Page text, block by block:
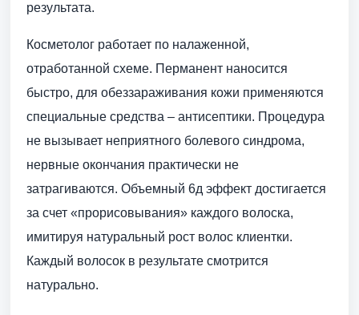
результата.
Косметолог работает по налаженной,
отработанной схеме. Перманент наносится
быстро, для обеззараживания кожи применяются
специальные средства – антисептики. Процедура
не вызывает неприятного болевого синдрома,
нервные окончания практически не
затрагиваются. Объемный 6д эффект достигается
за счет «прорисовывания» каждого волоска,
имитируя натуральный рост волос клиентки.
Каждый волосок в результате смотрится
натурально.